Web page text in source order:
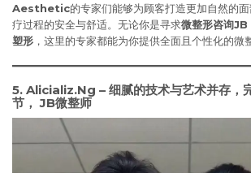
Aesthetic的专家们能够为顾客打造更加自然的
疗过程的安全与舒适。无论你是寻求微整形咨询JB
塑形 ，这里的专家都能为你提供全面且个性化的微
5. Alicializ.Ng – 细腻的技术与艺术并存，
节 ， JB微整师